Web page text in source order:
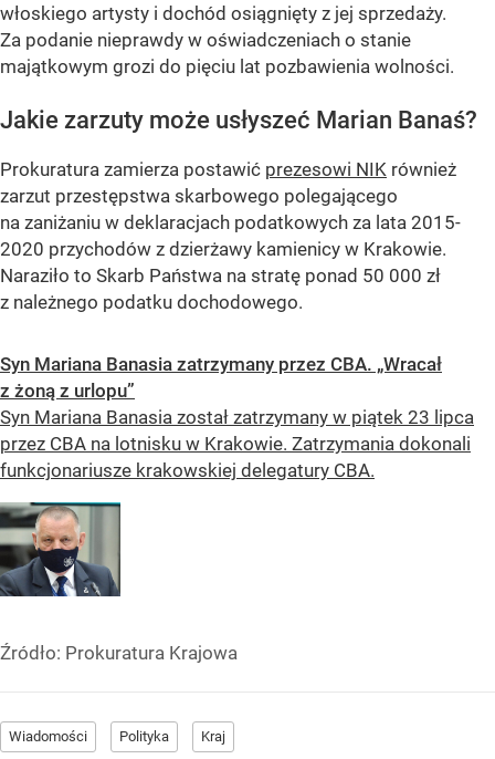
włoskiego artysty i dochód osiągnięty z jej sprzedaży.
Za podanie nieprawdy w oświadczeniach o stanie
majątkowym grozi do pięciu lat pozbawienia wolności.
Jakie zarzuty może usłyszeć Marian Banaś?
Prokuratura zamierza postawić prezesowi NIK również
zarzut przestępstwa skarbowego polegającego
na zaniżaniu w deklaracjach podatkowych za lata 2015-
2020 przychodów z dzierżawy kamienicy w Krakowie.
Naraziło to Skarb Państwa na stratę ponad 50 000 zł
z należnego podatku dochodowego.
Syn Mariana Banasia zatrzymany przez CBA. „Wracał
z żoną z urlopu”
Syn Mariana Banasia został zatrzymany w piątek 23 lipca
przez CBA na lotnisku w Krakowie. Zatrzymania dokonali
funkcjonariusze krakowskiej delegatury CBA.
Źródło: Prokuratura Krajowa
Wiadomości Polityka Kraj